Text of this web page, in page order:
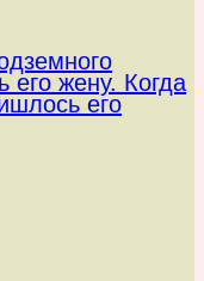
его жену. Когда
его